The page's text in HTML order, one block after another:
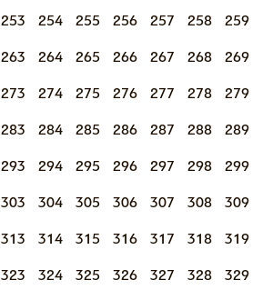
253 254 255 256 257 258 259
263 264 265 266 267 268 269
273 274 275 276 277 278 279
283 284 285 286 287 288 289
293 294 295 296 297 298 299
303 304 305 306 307 308 309
313 314 315 316 317 318 319
323 324 325 326 327 328 329